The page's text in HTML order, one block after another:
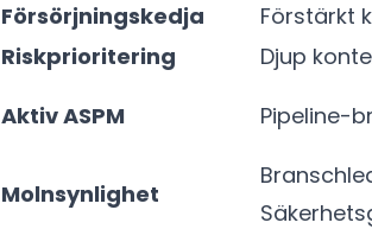
Försörjningskedja Förstärkt
Riskprioritering Djup
Aktiv ASPM Pipeline-
Molnsynlighet